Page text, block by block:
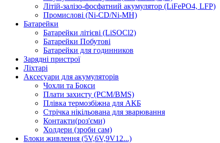
Літій-залізо-фосфатний акумулятор (LiFePO4, LFP)
Промислові (Ni-CD/Ni-MH)
Батарейки
Батарейки літієві (LiSOCl2)
Батарейки Побутові
Батарейки для годинников
Зарядні пристрої
Ліхтарі
Аксесуари для акумуляторів
Чохли та Бокси
Плати захисту (PCM/BMS)
Плівка термозбіжна для АКБ
Стрічка нікільована для зварювання
Контакти(роз'єми)
Холдери (зроби сам)
Блоки живлення (5V,6V,9V12...)